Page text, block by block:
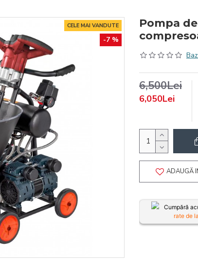
CELE MAI VANDUTE
-7 %
Pompa
6,050Lei
6,500Lei
ADAUGĂ
Cumpără
rate de la